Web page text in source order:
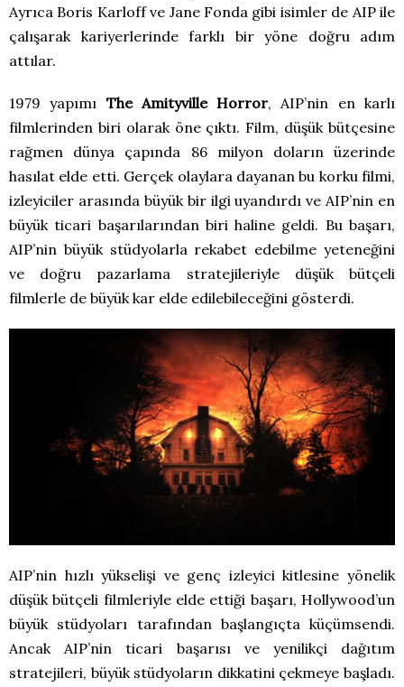
Ayrıca Boris Karloff ve Jane Fonda gibi isimler de AIP ile
çalışarak kariyerlerinde farklı bir yöne doğru adım
attılar.
1979 yapımı The Amityville Horror, AIP’nin en karlı
filmlerinden biri olarak öne çıktı. Film, düşük bütçesine
rağmen dünya çapında 86 milyon doların üzerinde
hasılat elde etti. Gerçek olaylara dayanan bu korku filmi,
izleyiciler arasında büyük bir ilgi uyandırdı ve AIP’nin en
büyük ticari başarılarından biri haline geldi. Bu başarı,
AIP’nin büyük stüdyolarla rekabet edebilme yeteneğini
ve doğru pazarlama stratejileriyle düşük bütçeli
filmlerle de büyük kar elde edilebileceğini gösterdi.
AIP’nin hızlı yükselişi ve genç izleyici kitlesine yönelik
düşük bütçeli filmleriyle elde ettiği başarı, Hollywood’un
büyük stüdyoları tarafından başlangıçta küçümsendi.
Ancak AIP’nin ticari başarısı ve yenilikçi dağıtım
stratejileri, büyük stüdyoların dikkatini çekmeye başladı.